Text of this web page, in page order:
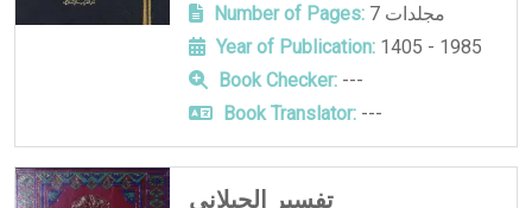
Number of Pages:
7 مجلدات
Year of Publication:1405 - 1985
Book Checker:---
Book Translator:---
تفسير الجيلاني